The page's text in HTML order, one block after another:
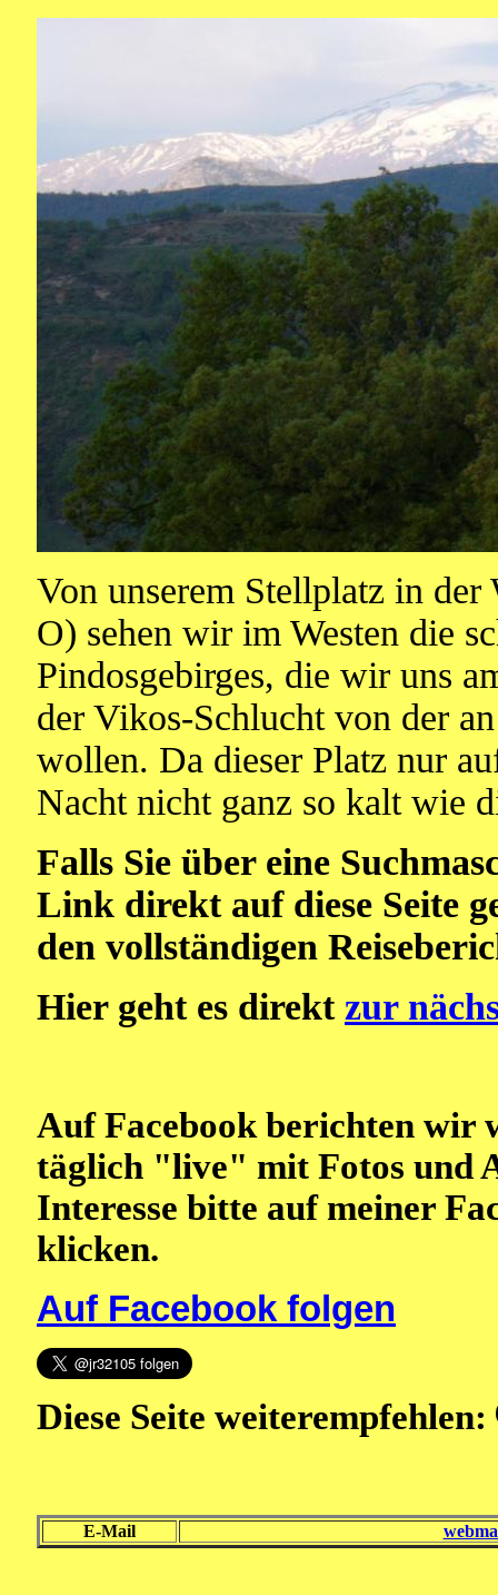
Von unserem Stellplatz in
O) sehen wir im Westen die
Pindosgebirges, die wir uns
der Vikos-Schlucht von der
wollen. Da dieser Platz nur
Nacht nicht ganz so kalt wie
Falls Sie über eine
Link direkt auf diese Seite
den vollständigen
Hier geht es direkt zur
Auf Facebook berichten wir
täglich "live" mit Fotos und
Interesse bitte auf meiner
klicken.
Auf Facebook folgen
Diese Seite weiterempfehlen:
E-Mail